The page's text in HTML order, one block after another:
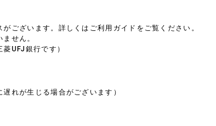
ございます。詳しくはご利用ガイドをご覧ください。
せん。
UFJ銀行です）
れが生じる場合がございます）